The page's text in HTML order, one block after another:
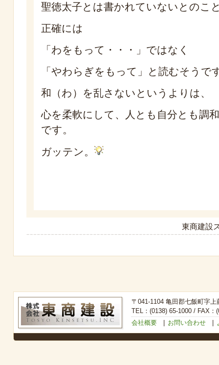
聖徳太子とは書かれていないとのこ
正確には
「わをもって・・・」ではなく
「やわらぎをもって」と読むそうで
和（わ）を乱さないというよりは、
心を柔軟にして、人とも自分とも調
です。
ガッテン。
東商建設
〒041-1104 亀田郡七飯町字上
TEL：(0138) 65-1000 / FAX：
会社概要| お問い合わせ|